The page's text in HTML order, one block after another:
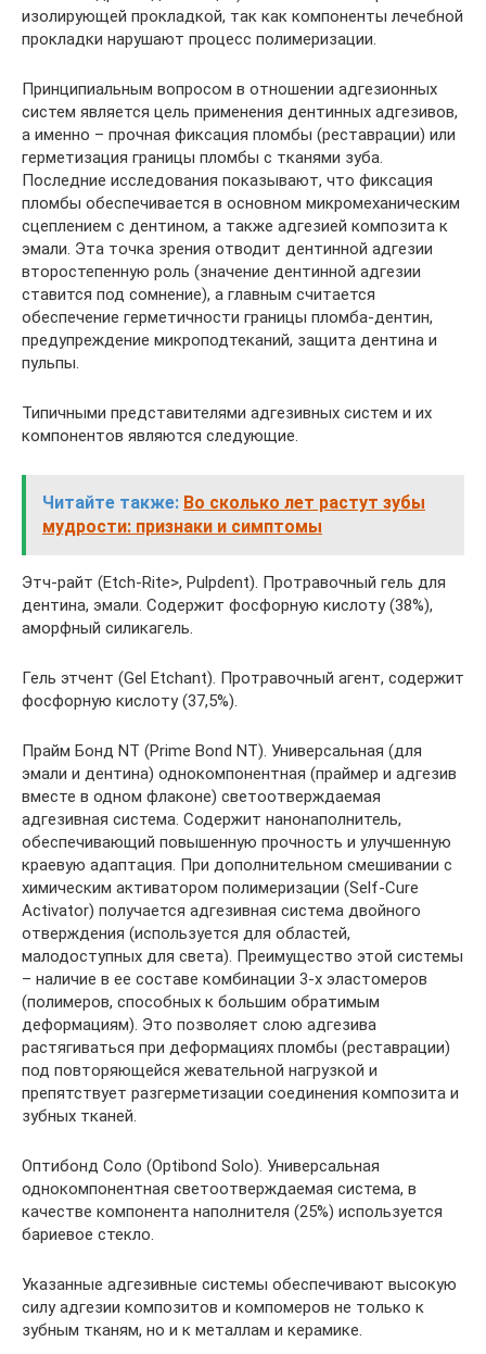
изолирующей прокладкой, так как компоненты лечебной
прокладки нарушают процесс полимеризации.
Принципиальным вопросом в отношении адгезионных
систем является цель применения дентинных адгезивов,
а именно – прочная фиксация пломбы (реставрации) или
герметизация границы пломбы с тканями зуба.
Последние исследования показывают, что фиксация
пломбы обеспечивается в основном микромеханическим
сцеплением с дентином, а также адгезией композита к
эмали. Эта точка зрения отводит дентинной адгезии
второстепенную роль (значение дентинной адгезии
ставится под сомнение), а главным считается
обеспечение герметичности границы пломба-дентин,
предупреждение микроподтеканий, защита дентина и
пульпы.
Типичными представителями адгезивных систем и их
компонентов являются следующие.
Читайте также: Во сколько лет растут зубы
мудрости: признаки и симптомы
Этч-райт (Etch-Rite>, Pulpdent). Протравочный гель для
дентина, эмали. Содержит фосфорную кислоту (38%),
аморфный силикагель.
Гель этчент (Gel Etchant). Протравочный агент, содержит
фосфорную кислоту (37,5%).
Прайм Бонд NT (Prime Bond NT). Универсальная (для
эмали и дентина) однокомпонентная (праймер и адгезив
вместе в одном флаконе) светоотверждаемая
адгезивная система. Содержит нанонаполнитель,
обеспечивающий повышенную прочность и улучшенную
краевую адаптация. При дополнительном смешивании с
химическим активатором полимеризации (Self-Cure
Activator) получается адгезивная система двойного
отверждения (используется для областей,
малодоступных для света). Преимущество этой системы
– наличие в ее составе комбинации 3-х эластомеров
(полимеров, способных к большим обратимым
деформациям). Это позволяет слою адгезива
растягиваться при деформациях пломбы (реставрации)
под повторяющейся жевательной нагрузкой и
препятствует разгерметизации соединения композита и
зубных тканей.
Оптибонд Соло (Optibond Solo). Универсальная
однокомпонентная светоотверждаемая система, в
качестве компонента наполнителя (25%) используется
бариевое стекло.
Указанные адгезивные системы обеспечивают высокую
силу адгезии композитов и компомеров не только к
зубным тканям, но и к металлам и керамике.